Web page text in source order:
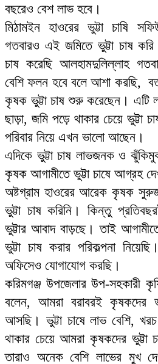
বছরেও বেশ লাভ হবে।
মিঠামইন হাওরের ভুট্টা চাষি
গতবারও এই জমিতে ভুট্টা চাষ
চাষ করেছি আলহামদুলিল্লাহ
বেশি ফলন হবে বলে আশা করছি,
কৃষক ভুট্টা চাষ শুরু করেছেন।
ছাড়া, জমি পড়ে থাকার চেয়ে ভুট্টা
পরিবার নিয়ে এখন ভালো আছেন।
এদিকে ভুট্টা চাষ লাভজনক ও
কৃষক আগামীতে ভুট্টা চাষে আগ্রহ
অষ্টগ্রাম হাওরের আরেক কৃষক
ভুট্টা চাষ করিনি। কিন্তু
ভুট্টার আবাদ বাড়ছে। তাই
ভুট্টা চাষ করার পরিকল্পনা
অফিসেও যোগাযোগ করছি।
করিমগঞ্জ উপজেলার উপ-সহকারী
বলেন, আমরা বরাবরই কৃষকদের
আসছি। ভুট্টা চাষে লাভ বেশি,
থাকার চেয়ে আমরা কৃষকদের
তারাও অনেক বেশি লাভের মুখ